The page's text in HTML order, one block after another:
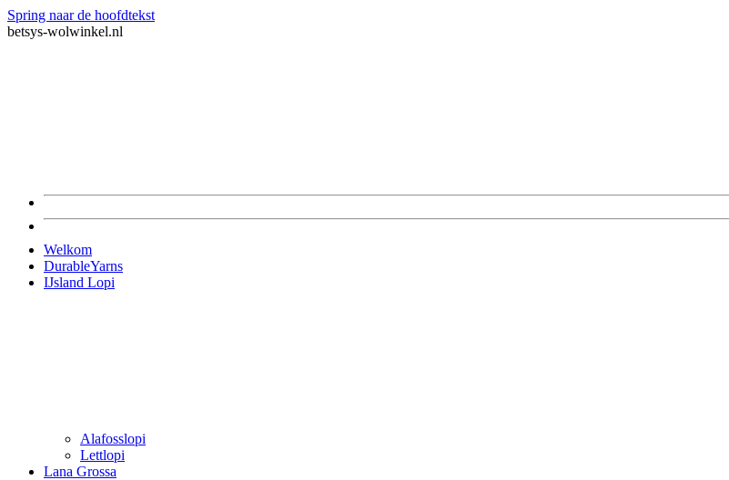
Spring naar de hoofdtekst
betsys-wolwinkel.nl
Welkom
DurableYarns
IJsland Lopi
Alafosslopi
Lettlopi
Lana Grossa